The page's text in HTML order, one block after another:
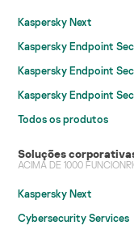
Kaspersky Next
Kaspersky Endpoint
Kaspersky Endpoint
Kaspersky Endpoint
Todos os produtos
Soluções
ACIMA DE 1000
Kaspersky Next
Cybersecurity Services